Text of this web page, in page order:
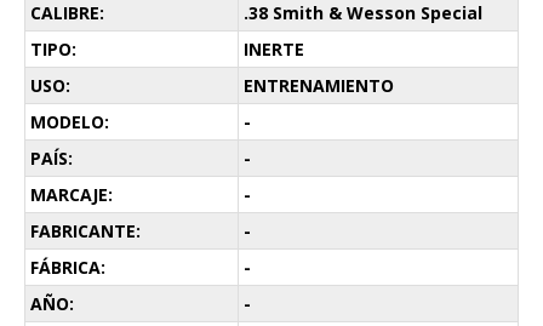
CALIBRE:
.38 Smith & Wesson Special
TIPO:
INERTE
USO:
ENTRENAMIENTO
MODELO:
-
PAÍS:
-
MARCAJE:
-
FABRICANTE:
-
FÁBRICA:
-
AÑO:
-